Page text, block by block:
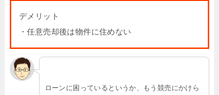
デメリット
・任意売却後は物件に住めない
ローンに困っているというか、もう競売にかけら